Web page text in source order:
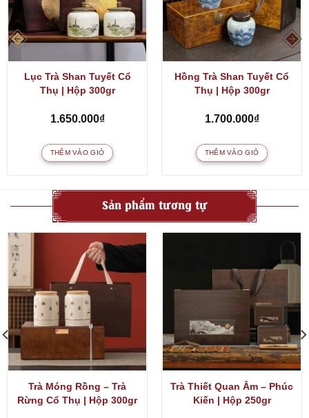
Lục Trà Shan Tuyết Cổ
Thụ | Hộp 300gr
1.650.000₫
THÊM VÀO GIỎ
Hồng Trà Shan Tuyết Cổ
Thụ | Hộp 300gr
1.700.000₫
THÊM VÀO GIỎ
Sản phẩm tương tự
Trà Móng Rồng – Trà
Rừng Cổ Thụ | Hộp 300gr
Trà Thiết Quan Âm – Phúc
Kiến | Hộp 250gr